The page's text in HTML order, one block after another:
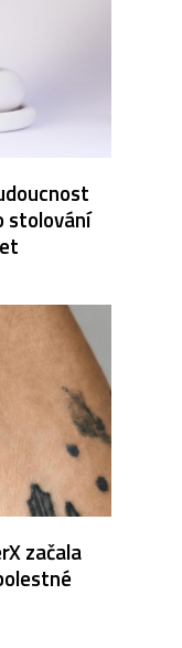
stolování
začala